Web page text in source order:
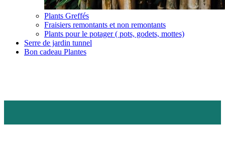
Plants Greffés
Fraisiers remontants et non remontants
Plants pour le potager ( pots, godets, mottes)
Serre de jardin tunnel
Bon cadeau Plantes